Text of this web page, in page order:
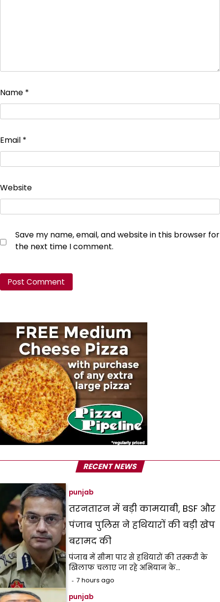
Name *
Email *
Website
Save my name, email, and website in this browser for
the next time I comment.
RECENT NEWS
punjab
तरनतारन में बड़ी कामयाबी, BSF और
पंजाब पुलिस ने हथियारों की बड़ी खेप
बरामद की
पंजाब में सीमा पार से हथियारों की तस्करी के
खिलाफ चलाए जा रहे अभियान के…
7 hours ago
punjab